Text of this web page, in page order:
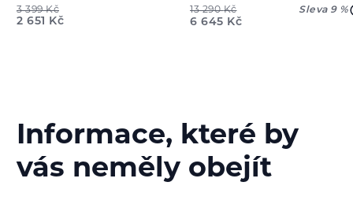
3 399Kč
2 651 Kč
13 290Kč Sleva 9 %
6 645 Kč
Informace, které by
vás neměly obejít